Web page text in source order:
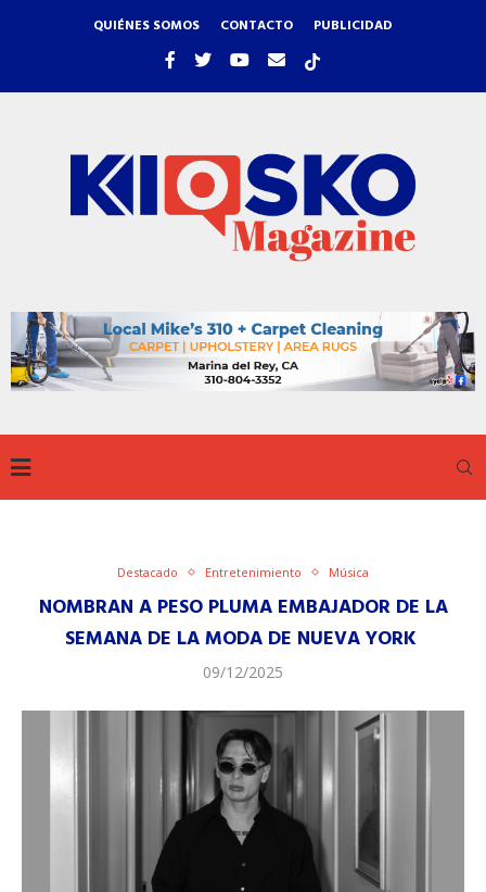
QUIÉNES SOMOS CONTACTO PUBLICIDAD
Destacado Entretenimiento Música
NOMBRAN A PESO PLUMA EMBAJADOR DE LA
SEMANA DE LA MODA DE NUEVA YORK
09/12/2025